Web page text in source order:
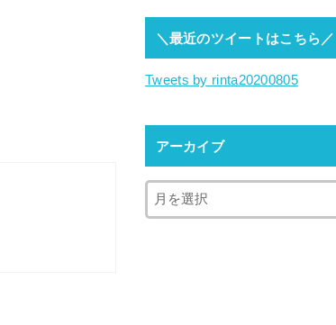
＼最近のツイートはこちら／
Tweets by rinta20200805
アーカイブ